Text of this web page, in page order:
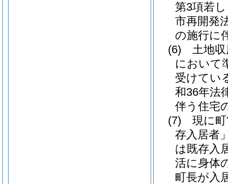
第3項若
市再開発
の施行に
(6)
土地
において
受けてい
和36年法
伴う住宅
(7)
現に
存入居者
は既存入
活に身体
町長が入